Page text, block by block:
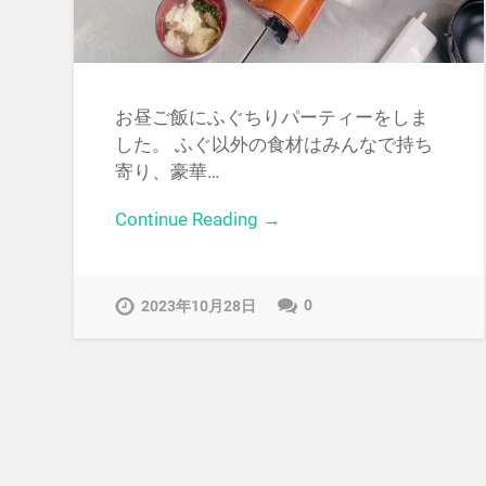
お昼ご飯にふぐちりパーティーをしま
した。 ふぐ以外の食材はみんなで持ち
寄り、豪華…
Continue Reading →
2023年10月28日 0